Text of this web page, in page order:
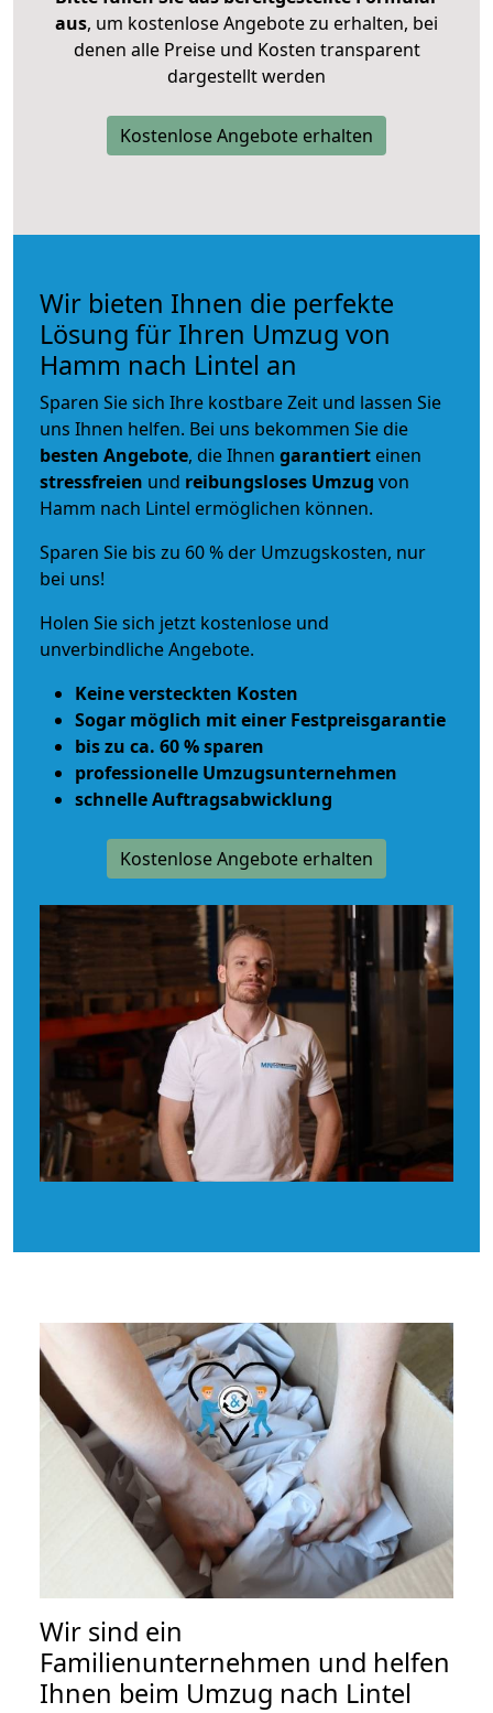
aus, um kostenlose Angebote zu erhalten, bei
denen alle Preise und Kosten transparent
dargestellt werden
Kostenlose Angebote erhalten
Wir bieten Ihnen die perfekte
Lösung für Ihren Umzug von
Hamm nach Lintel an
Sparen Sie sich Ihre kostbare Zeit und lassen Sie
uns Ihnen helfen. Bei uns bekommen Sie die
besten Angebote, die Ihnen garantiert einen
stressfreien und reibungsloses Umzug von
Hamm nach Lintel ermöglichen können.
Sparen Sie bis zu 60 % der Umzugskosten, nur
bei uns!
Holen Sie sich jetzt kostenlose und
unverbindliche Angebote.
Keine versteckten Kosten
Sogar möglich mit einer Festpreisgarantie
bis zu ca. 60 % sparen
professionelle Umzugsunternehmen
schnelle Auftragsabwicklung
Kostenlose Angebote erhalten
Wir sind ein
Familienunternehmen und helfen
Ihnen beim Umzug nach Lintel